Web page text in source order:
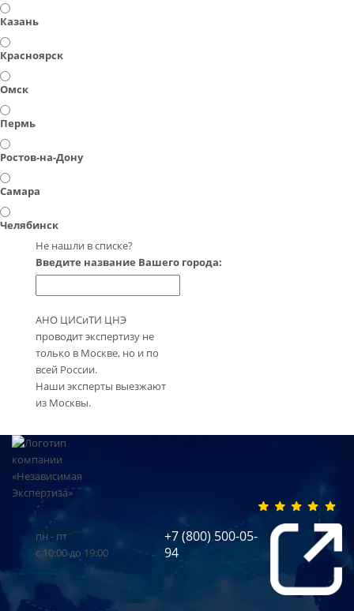
Казань
Красноярск
Омск
Пермь
Ростов-на-Дону
Самара
Челябинск
Не нашли в списке?
Введите название Вашего города:
АНО ЦИСиТИ ЦНЭ
проводит экспертизу не
только в Москве, но и по
всей России.
Наши эксперты выезжают
из Москвы.
пн - пт
с 10:00 до 19:00
+7 (800) 500-05-
94